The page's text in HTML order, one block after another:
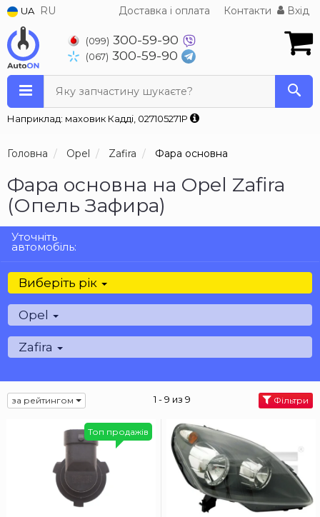
UA RU Доставка і оплата Контакти Вхід
(099) 300-59-90
(067) 300-59-90
Яку запчастину шукаєте?
Наприклад: маховик Кадді, 027105271P
Головна Opel Zafira Фара основна
Фара основна на Opel Zafira
(Опель Зафира)
Уточніть
автомобіль:
Виберіть рік
Opel
Zafira
за рейтингом 1 - 9 из 9 Фільтри
Топ продажів